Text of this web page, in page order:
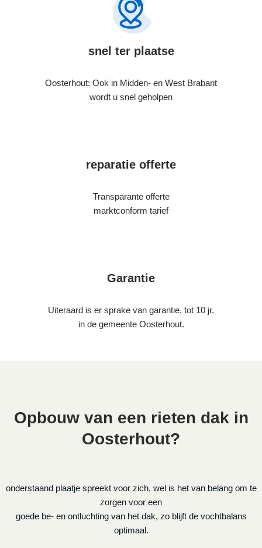
snel ter plaatse
Oosterhout: Ook in Midden- en West Brabant
wordt u snel geholpen
reparatie offerte
Transparante offerte
marktconform tarief
Garantie
Uiteraard is er sprake van garantie, tot 10 jr.
in de gemeente Oosterhout.
Opbouw van een rieten dak in
Oosterhout?
onderstaand plaatje spreekt voor zich, wel is het van belang om te
zorgen voor een
goede be- en ontluchting van het dak, zo blijft de vochtbalans
optimaal.